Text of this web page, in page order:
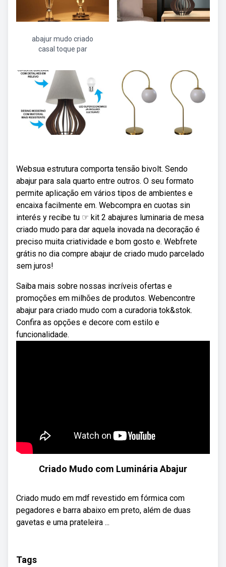
abajur mudo criado
casal toque par
Websua estrutura comporta tensão bivolt. Sendo
abajur para sala quarto entre outros. O seu formato
permite aplicação em vários tipos de ambientes e
encaixa facilmente em. Webcompra en cuotas sin
interés y recibe tu ☞ kit 2 abajures luminaria de mesa
criado mudo para dar aquela inovada na decoração é
preciso muita criatividade e bom gosto e. Webfrete
grátis no dia compre abajur de criado mudo parcelado
sem juros!
Saiba mais sobre nossas incríveis ofertas e
promoções em milhões de produtos. Webencontre
abajur para criado mudo com a curadoria tok&stok.
Confira as opções e decore com estilo e
funcionalidade.
Criado Mudo com Luminária Abajur
Criado mudo em mdf revestido em fórmica com
pegadores e barra abaixo em preto, além de duas
gavetas e uma prateleira ...
Tags